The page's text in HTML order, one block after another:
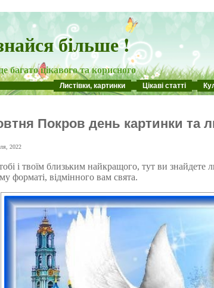
більше !
багато цікавого та корисного
Листівки, картинки Цікаві статті
Покров день картинки та
2022
і твоїм близьким найкращого, тут ви знайдете
форматі, відмінного вам свята.